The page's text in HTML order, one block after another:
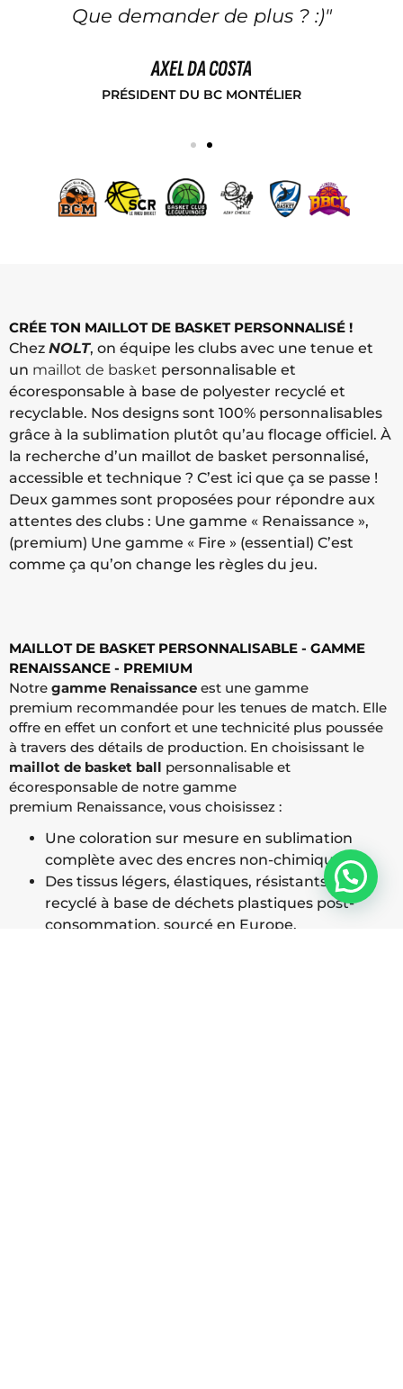
Que demander de plus ? :)"
AXEL DA COSTA
PRÉSIDENT DU BC MONTÉLIER
CRÉE TON MAILLOT DE BASKET PERSONNALISÉ !
Chez NOLT, on équipe les clubs avec une tenue et
un maillot de basket personnalisable et
écoresponsable à base de polyester recyclé et
recyclable. Nos designs sont 100% personnalisables
grâce à la sublimation plutôt qu’au flocage officiel. À
la recherche d’un maillot de basket personnalisé,
accessible et technique ? C’est ici que ça se passe !
Deux gammes sont proposées pour répondre aux
attentes des clubs : Une gamme « Renaissance »,
(premium) Une gamme « Fire » (essential) C’est
comme ça qu’on change les règles du jeu.
MAILLOT DE BASKET PERSONNALISABLE - GAMME
RENAISSANCE - PREMIUM
Notre gamme Renaissance est une gamme
premium recommandée pour les tenues de match. Elle
offre en effet un confort et une technicité plus poussée
à travers des détails de production. En choisissant le
maillot de basket ball personnalisable et
écoresponsable de notre gamme
premium Renaissance, vous choisissez :
Une coloration sur mesure en sublimation
complète avec des encres non-chimiques
Des tissus légers, élastiques, résistants et
recyclé à base de déchets plastiques post-
consommation, sourcé en Europe.
Besoin d'aide ?